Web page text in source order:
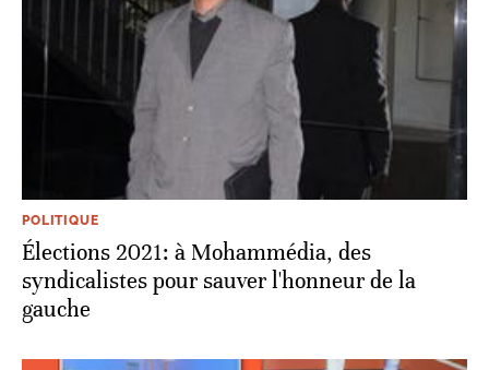
POLITIQUE
Élections 2021: à Mohammédia, des
syndicalistes pour sauver l'honneur de la
gauche